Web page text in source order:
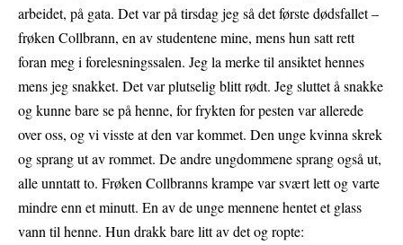
arbeidet, på gata. Det var på tirsdag jeg så det første dødsfallet –
frøken Collbrann, en av studentene mine, mens hun satt rett
foran meg i forelesningssalen. Jeg la merke til ansiktet hennes
mens jeg snakket. Det var plutselig blitt rødt. Jeg sluttet å snakke
og kunne bare se på henne, for frykten for pesten var allerede
over oss, og vi visste at den var kommet. Den unge kvinna skrek
og sprang ut av rommet. De andre ungdommene sprang også ut,
alle unntatt to. Frøken Collbranns krampe var svært lett og varte
mindre enn et minutt. En av de unge mennene hentet et glass
vann til henne. Hun drakk bare litt av det og ropte: